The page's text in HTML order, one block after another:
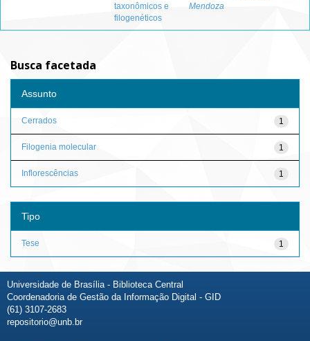
taxonômicos e
filogenéticos
Mendoza
Busca facetada
Assunto
1
Cerrados
1
Filogenia molecular
1
Inflorescências
Tipo
1
Tese
Universidade de Brasília - Biblioteca Central
Coordenadoria de Gestão da Informação Digital - GID
(61) 3107-2683
repositorio@unb.br